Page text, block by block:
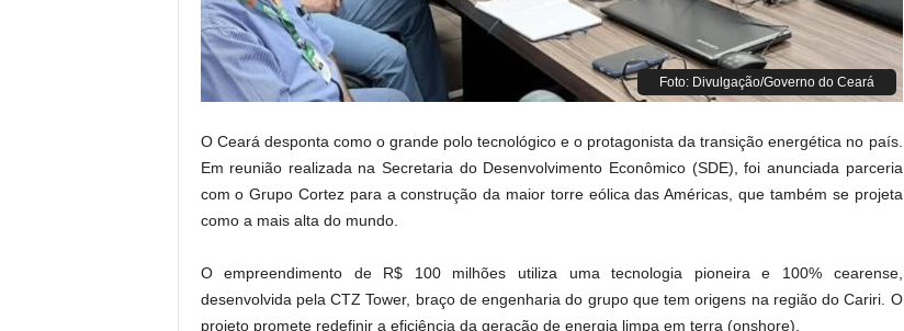
Foto: Divulgação/Governo do Ceará
O Ceará desponta como o grande polo tecnológico e o protagonista da transição energética no país.
Em reunião realizada na Secretaria do Desenvolvimento Econômico (SDE), foi anunciada parceria
com o Grupo Cortez para a construção da maior torre eólica das Américas, que também se projeta
como a mais alta do mundo.
O empreendimento de R$ 100 milhões utiliza uma tecnologia pioneira e 100% cearense,
desenvolvida pela CTZ Tower, braço de engenharia do grupo que tem origens na região do Cariri. O
projeto promete redefinir a eficiência da geração de energia limpa em terra (onshore).